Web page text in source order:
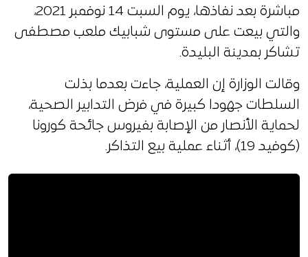
مباشرة بعد نفاذها، يوم السبت 14 نوفمبر 2021،
والتي بيعت على مستوى شبابيك ملعب مصطفى
تشاكر بمدينة البليدة.
وقالت الوزارة إن العملية، جاءت بعدما بذلت
السلطات جهودا كبيرة في فرض التدابير الصحية،
لحماية الأنصار من الإصابة بفيروس جائحة كورونا
(كوفيد 19)، أثناء عملية بيع التذاكر.